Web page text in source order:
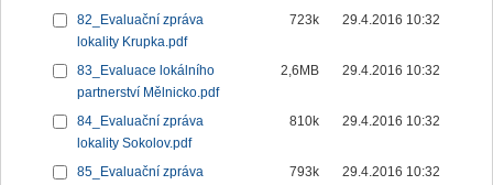
82_Evaluační zpráva
lokality Krupka.pdf
723k 29.4.2016 10:32
83_Evaluace lokálního
partnerství Mělnicko.pdf
2,6MB 29.4.2016 10:32
84_Evaluační zpráva
lokality Sokolov.pdf
810k 29.4.2016 10:32
85_Evaluační zpráva
793k 29.4.2016 10:32